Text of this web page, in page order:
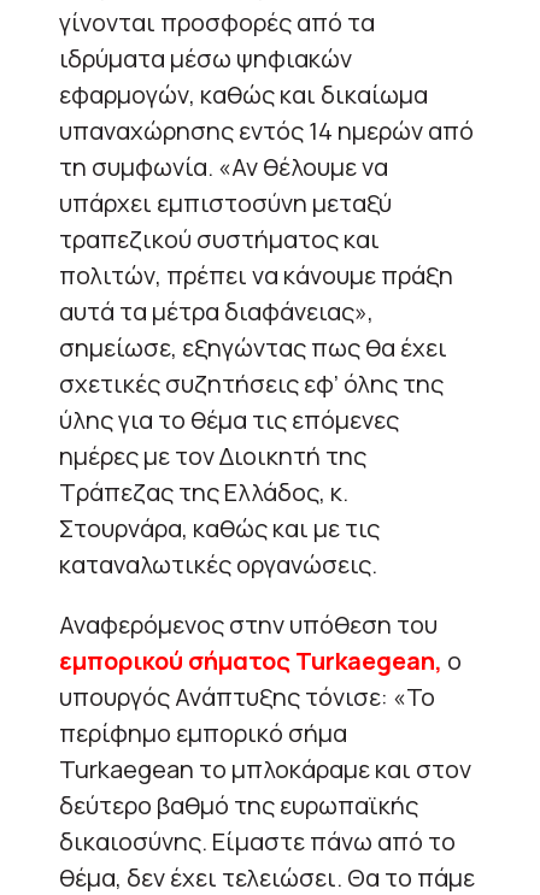
γίνονται προσφορές από τα
ιδρύματα μέσω ψηφιακών
εφαρμογών, καθώς και δικαίωμα
υπαναχώρησης εντός 14 ημερών από
τη συμφωνία. «Αν θέλουμε να
υπάρχει εμπιστοσύνη μεταξύ
τραπεζικού συστήματος και
πολιτών, πρέπει να κάνουμε πράξη
αυτά τα μέτρα διαφάνειας»,
σημείωσε, εξηγώντας πως θα έχει
σχετικές συζητήσεις εφ’ όλης της
ύλης για το θέμα τις επόμενες
ημέρες με τον Διοικητή της
Τράπεζας της Ελλάδος, κ.
Στουρνάρα, καθώς και με τις
καταναλωτικές οργανώσεις.
Αναφερόμενος στην υπόθεση του
εμπορικού σήματος Turkaegean, ο
υπουργός Ανάπτυξης τόνισε: «Το
περίφημο εμπορικό σήμα
Turkaegean το μπλοκάραμε και στον
δεύτερο βαθμό της ευρωπαϊκής
δικαιοσύνης. Είμαστε πάνω από το
θέμα, δεν έχει τελειώσει. Θα το πάμε